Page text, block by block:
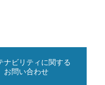
ナビリティに関する
お問い合わせ